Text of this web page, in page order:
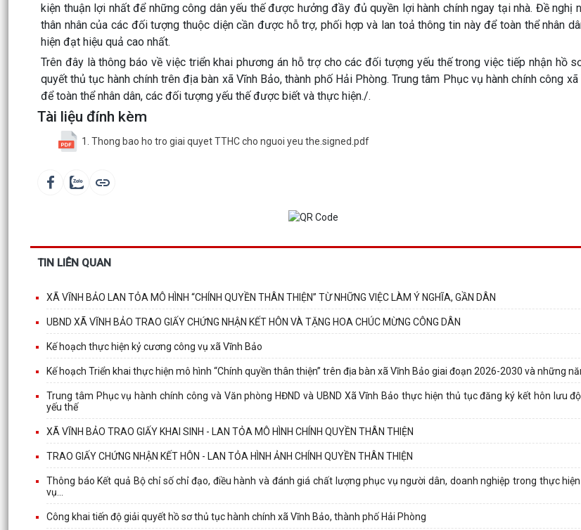
kiện thuận lợi nhất để những công dân yếu thế được hưởng đầy đủ quyền lợi hành chính ngay tại nhà. Đề nghị
thân nhân của các đối tượng thuộc diện cần được hỗ trợ, phối hợp và lan toả thông tin này để toàn thể nhân
hiện đạt hiệu quả cao nhất.
Trên đây là thông báo về việc triển khai phương án hỗ trợ cho các đối tượng yếu thế trong việc tiếp nhận hồ
quyết thủ tục hành chính trên địa bàn xã Vĩnh Bảo, thành phố Hải Phòng. Trung tâm Phục vụ hành chính công
để toàn thể nhân dân, các đối tượng yếu thế được biết và thực hiện./.
Tài liệu đính kèm
1. Thong bao ho tro giai quyet TTHC cho nguoi yeu the.signed.pdf
TIN LIÊN QUAN
XÃ VĨNH BẢO LAN TỎA MÔ HÌNH “CHÍNH QUYỀN THÂN THIỆN” TỪ NHỮNG VIỆC LÀM Ý NGHĨA, GẦN DÂN
UBND XÃ VĨNH BẢO TRAO GIẤY CHỨNG NHẬN KẾT HÔN VÀ TẶNG HOA CHÚC MỪNG CÔNG DÂN
Kế hoạch thực hiện kỷ cương công vụ xã Vĩnh Bảo
Kế hoạch Triển khai thực hiện mô hình “Chính quyền thân thiện” trên địa bàn xã Vĩnh Bảo giai đoạn 2026-2030 và những
Trung tâm Phục vụ hành chính công và Văn phòng HĐND và UBND Xã Vĩnh Bảo thực hiện thủ tục đăng ký kết hôn lưu
yếu thế
XÃ VĨNH BẢO TRAO GIẤY KHAI SINH - LAN TỎA MÔ HÌNH CHÍNH QUYỀN THÂN THIỆN
TRAO GIẤY CHỨNG NHẬN KẾT HÔN - LAN TỎA HÌNH ẢNH CHÍNH QUYỀN THÂN THIỆN
Thông báo Kết quả Bộ chỉ số chỉ đạo, điều hành và đánh giá chất lượng phục vụ người dân, doanh nghiệp trong thực
vụ...
Công khai tiến độ giải quyết hồ sơ thủ tục hành chính xã Vĩnh Bảo, thành phố Hải Phòng